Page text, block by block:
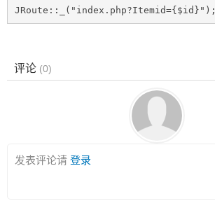
JRoute::_("index.php?Itemid={$id}");
评论 (0)
发表评论请 登录